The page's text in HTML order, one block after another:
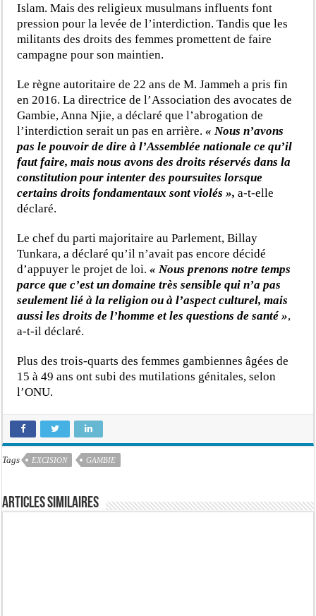
Islam. Mais des religieux musulmans influents font
pression pour la levée de l’interdiction. Tandis que les
militants des droits des femmes promettent de faire
campagne pour son maintien.
Le règne autoritaire de 22 ans de M. Jammeh a pris fin
en 2016. La directrice de l’Association des avocates de
Gambie, Anna Njie, a déclaré que l’abrogation de
l’interdiction serait un pas en arrière.« Nous n’avons
pas le pouvoir de dire à l’Assemblée nationale ce qu’il
faut faire, mais nous avons des droits réservés dans la
constitution pour intenter des poursuites lorsque
certains droits fondamentaux sont violés », a-t-elle
déclaré.
Le chef du parti majoritaire au Parlement, Billay
Tunkara, a déclaré qu’il n’avait pas encore décidé
d’appuyer le projet de loi.« Nous prenons notre temps
parce que c’est un domaine très sensible qui n’a pas
seulement lié à la religion ou à l’aspect culturel, mais
aussi les droits de l’homme et les questions de santé »,
a-t-il déclaré.
Plus des trois-quarts des femmes gambiennes âgées de
15 à 49 ans ont subi des mutilations génitales, selon
l’ONU.
Tags EXCISION GAMBIE
Articles similaires